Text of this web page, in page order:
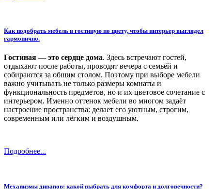
Как подобрать мебель в гостиную по цвету, чтобы интерьер выглядел
гармонично.
Гостиная — это сердце дома. Здесь встречают гостей,
отдыхают после работы, проводят вечера с семьёй и
собираются за общим столом. Поэтому при выборе мебели
важно учитывать не только размеры комнаты и
функциональность предметов, но и их цветовое сочетание с
интерьером. Именно оттенок мебели во многом задаёт
настроение пространства: делает его уютным, строгим,
современным или лёгким и воздушным.
Подробнее...
Механизмы диванов: какой выбрать для комфорта и долговечности?